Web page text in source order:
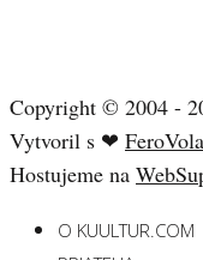
Copyright © 2004 -
Vytvoril s ❤
Hostujeme na
O KUULTUR.COM